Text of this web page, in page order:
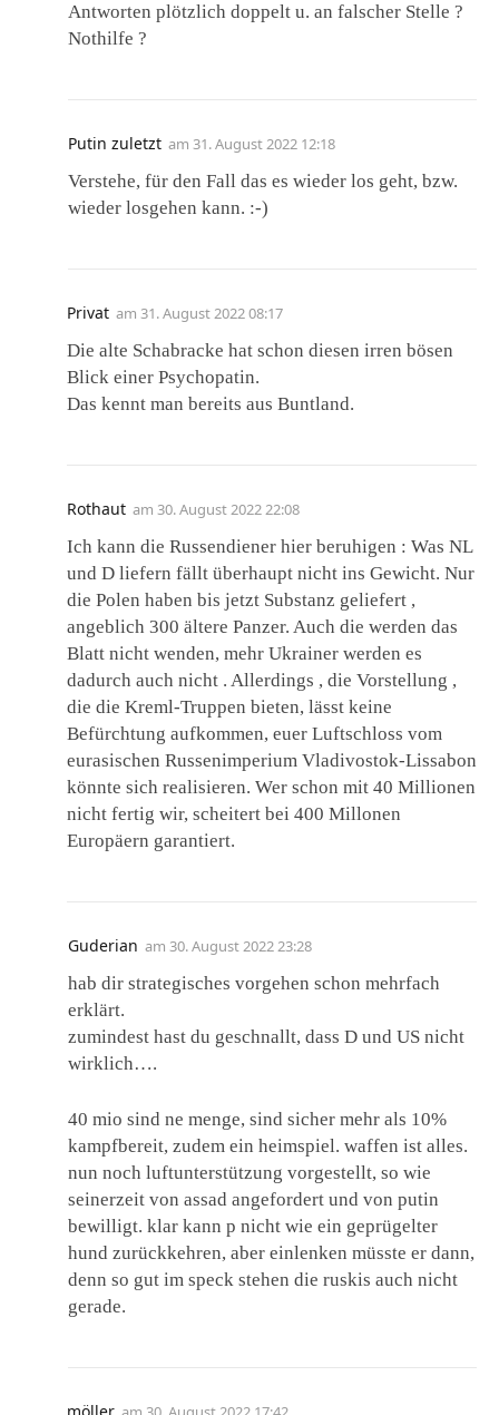
Antworten plötzlich doppelt u. an falscher Stelle ?
Nothilfe ?
Putin zuletzt am 31. August 2022 12:18
Verstehe, für den Fall das es wieder los geht, bzw.
wieder losgehen kann. :-)
Privat am 31. August 2022 08:17
Die alte Schabracke hat schon diesen irren bösen
Blick einer Psychopatin.
Das kennt man bereits aus Buntland.
Rothaut am 30. August 2022 22:08
Ich kann die Russendiener hier beruhigen : Was NL
und D liefern fällt überhaupt nicht ins Gewicht. Nur
die Polen haben bis jetzt Substanz geliefert ,
angeblich 300 ältere Panzer. Auch die werden das
Blatt nicht wenden, mehr Ukrainer werden es
dadurch auch nicht . Allerdings , die Vorstellung ,
die die Kreml-Truppen bieten, lässt keine
Befürchtung aufkommen, euer Luftschloss vom
eurasischen Russenimperium Vladivostok-Lissabon
könnte sich realisieren. Wer schon mit 40 Millionen
nicht fertig wir, scheitert bei 400 Millonen
Europäern garantiert.
Guderian am 30. August 2022 23:28
hab dir strategisches vorgehen schon mehrfach
erklärt.
zumindest hast du geschnallt, dass D und US nicht
wirklich….
40 mio sind ne menge, sind sicher mehr als 10%
kampfbereit, zudem ein heimspiel. waffen ist alles.
nun noch luftunterstützung vorgestellt, so wie
seinerzeit von assad angefordert und von putin
bewilligt. klar kann p nicht wie ein geprügelter
hund zurückkehren, aber einlenken müsste er dann,
denn so gut im speck stehen die ruskis auch nicht
gerade.
möller